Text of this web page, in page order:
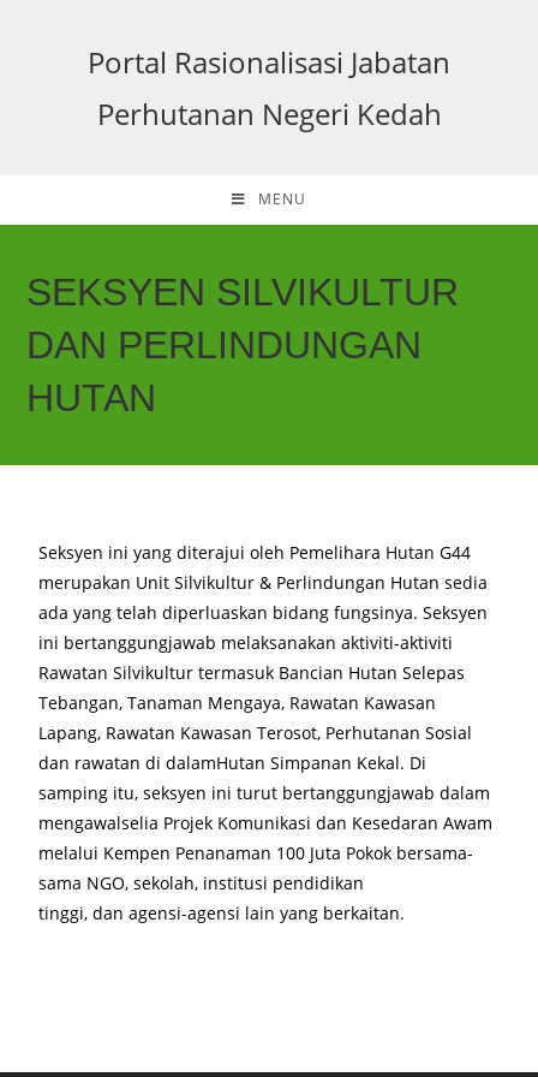
Portal Rasionalisasi Jabatan
Perhutanan Negeri Kedah
MENU
SEKSYEN SILVIKULTUR
DAN PERLINDUNGAN
HUTAN
Seksyen ini yang diterajui oleh Pemelihara Hutan G44
merupakan Unit Silvikultur & Perlindungan Hutan sedia
ada yang telah diperluaskan bidang fungsinya. Seksyen
ini bertanggungjawab melaksanakan aktiviti-aktiviti
Rawatan Silvikultur termasuk Bancian Hutan Selepas
Tebangan, Tanaman Mengaya, Rawatan Kawasan
Lapang, Rawatan Kawasan Terosot, Perhutanan Sosial
dan rawatan di dalamHutan Simpanan Kekal. Di
samping itu, seksyen ini turut bertanggungjawab dalam
mengawalselia Projek Komunikasi dan Kesedaran Awam
melalui Kempen Penanaman 100 Juta Pokok bersama-
sama NGO, sekolah, institusi pendidikan
tinggi, dan agensi-agensi lain yang berkaitan.